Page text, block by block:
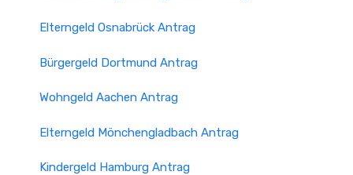
Elterngeld Osnabrück Antrag
Bürgergeld Dortmund Antrag
Wohngeld Aachen Antrag
Elterngeld Mönchen­gladbach Antrag
Kindergeld Hamburg Antrag